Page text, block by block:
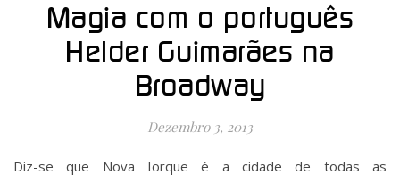
Magia com o português
Helder Guimarães na
Broadway
Dezembro 3, 2013
Diz-se que Nova Iorque é a cidade de todas as